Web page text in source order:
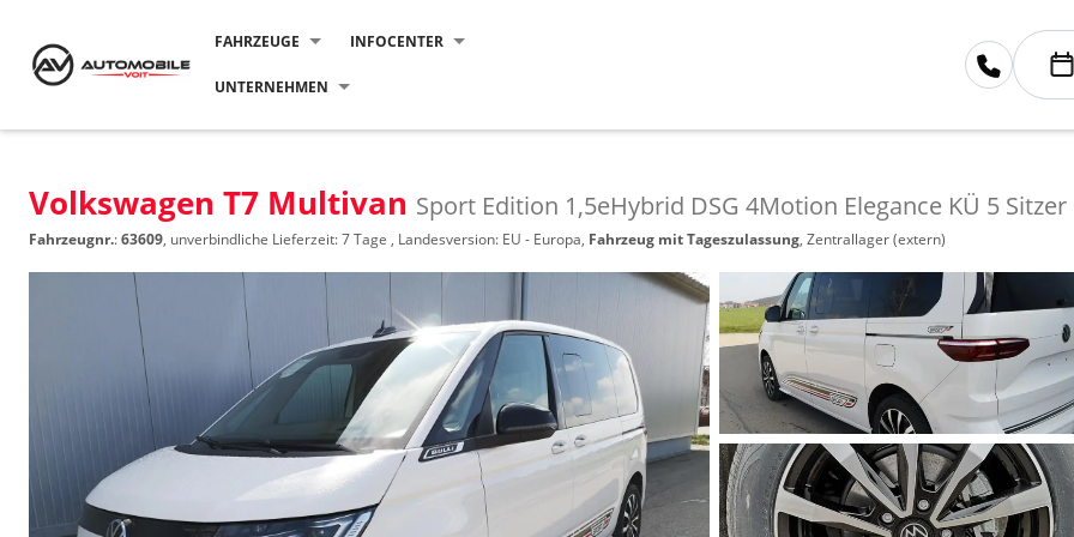
FAHRZEUGE INFOCENTER
UNTERNEHMEN
Volkswagen T7 Multivan Sport Edition 1,5eHybrid DSG 4Motion Elegance KÜ 5 Sitzer
Fahrzeugnr.:63609, unverbindliche Lieferzeit:7 Tage , Landesversion: EU - Europa, Fahrzeug mit Tageszulassung, Zentrallager (extern)